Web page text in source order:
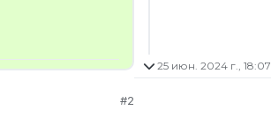
#2
25 июн. 2024 г., 18:07